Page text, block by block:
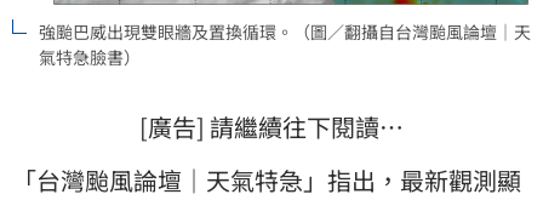
強颱巴威出現雙眼牆及置換循環。（圖／翻攝自台灣颱風論壇｜天
氣特急臉書）
[廣告] 請繼續往下閱讀…
「台灣颱風論壇｜天氣特急」指出，最新觀測顯